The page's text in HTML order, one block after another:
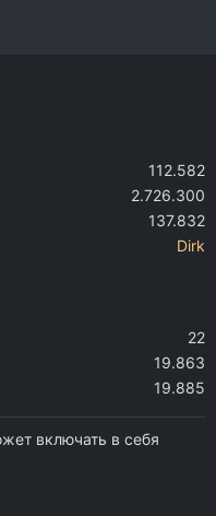
112.582
2.726.300
137.832
Dirk
22
19.863
19.885
включать в себя